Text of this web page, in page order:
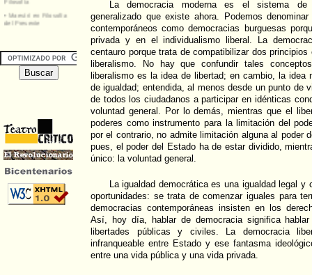
La democracia moderna es el sistema
generalizado que existe ahora. Podemos
contemporáneos como democracias burguesas
privada y en el individualismo liberal. La
centauro porque trata de compatibilizar dos
liberalismo. No hay que confundir tales
liberalismo es la idea de libertad; en cambio, la idea
de igualdad; entendida, al menos desde un punto de
de todos los ciudadanos a participar en idénticas
voluntad general. Por lo demás, mientras que el
poderes como instrumento para la limitación del
por el contrario, no admite limitación alguna al poder
pues, el poder del Estado ha de estar dividido,
único: la voluntad general.
La igualdad democrática es una igualdad legal y
oportunidades: se trata de comenzar iguales para
democracias contemporáneas insisten en los
Así, hoy día, hablar de democracia significa
libertades públicas y civiles. La democracia
infranqueable entre Estado y ese fantasma
entre una vida pública y una vida privada.